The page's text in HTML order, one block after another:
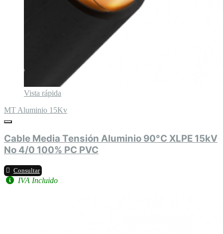
Vista rápida
MT Aluminio 15Kv
Cable Media Tensión Aluminio 90°C XLPE 15kV
No 4/0 100% PC PVC
Consultar
IVA Incluido